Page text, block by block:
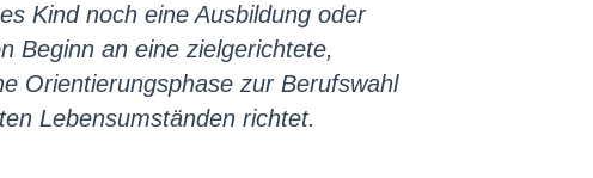
Kind noch eine Ausbildung oder
Beginn an eine zielgerichtete,
Orientierungsphase zur Berufswahl
Lebensumständen richtet.